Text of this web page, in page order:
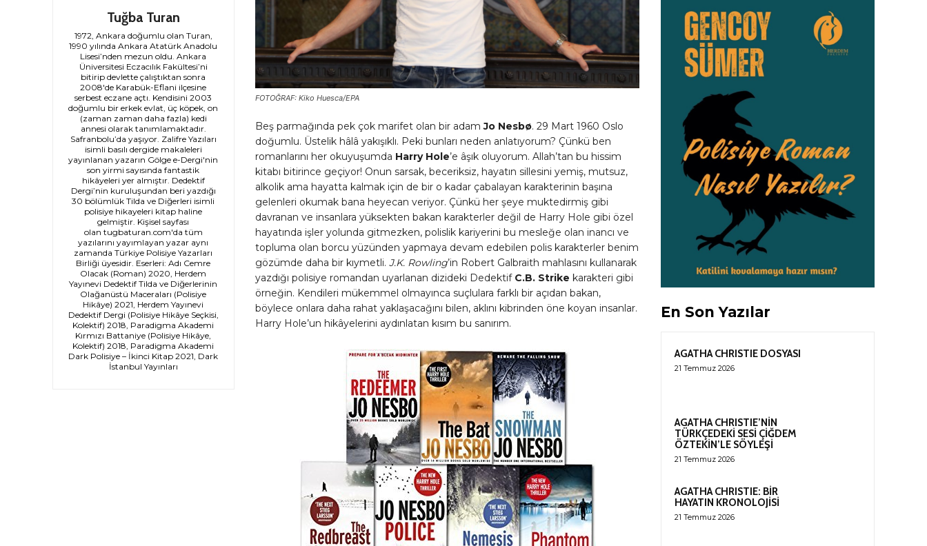
Tuğba Turan
1972, Ankara doğumlu olan Turan,
1990 yılında Ankara Atatürk Anadolu
Lisesi’nden mezun oldu. Ankara
Üniversitesi Eczacılık Fakültesi’ni
bitirip devlette çalıştıktan sonra
2008'de Karabük-Eflani ilçesine
serbest eczane açtı. Kendisini 2003
doğumlu bir erkek evlat, üç köpek, on
(zaman zaman daha fazla) kedi
annesi olarak tanımlamaktadır.
Safranbolu’da yaşıyor. Zalifre Yazıları
isimli basılı dergide makaleleri
yayınlanan yazarın Gölge e-Dergi'nin
son yirmi sayısında fantastik
hikâyeleri yer almıştır. Dedektif
Dergi’nin kuruluşundan beri yazdığı
30 bölümlük Tilda ve Diğerleri isimli
polisiye hikayeleri kitap haline
gelmiştir. Kişisel sayfası
olan tugbaturan.com'da tüm
yazılarını yayımlayan yazar aynı
zamanda Türkiye Polisiye Yazarları
Birliği üyesidir. Eserleri: Adı Cemre
Olacak (Roman) 2020, Herdem
Yayınevi Dedektif Tilda ve Diğerlerinin
Olağanüstü Maceraları (Polisiye
Hikâye) 2021, Herdem Yayınevi
Dedektif Dergi (Polisiye Hikâye Seçkisi,
Kolektif) 2018, Paradigma Akademi
Kırmızı Battaniye (Polisiye Hikâye,
Kolektif) 2018, Paradigma Akademi
Dark Polisiye – İkinci Kitap 2021, Dark
İstanbul Yayınları
FOTOĞRAF: Kiko Huesca/EPA
Beş parmağında pek çok marifet olan bir adamJo Nesbø. 29 Mart 1960 Oslo
doğumlu. Üstelik hâlâ yakışıklı. Peki bunları neden anlatıyorum? Çünkü ben
romanlarını her okuyuşumda Harry Hole’e âşık oluyorum. Allah’tan bu hissim
kitabı bitirince geçiyor! Onun sarsak, beceriksiz, hayatın sillesini yemiş, mutsuz,
alkolik ama hayatta kalmak için de bir o kadar çabalayan karakterinin başına
gelenleri okumak bana heyecan veriyor. Çünkü her şeye muktedirmiş gibi
davranan ve insanlara yüksekten bakan karakterler değil de Harry Hole gibi özel
hayatında işler yolunda gitmezken, polislik kariyerini bu mesleğe olan inancı ve
topluma olan borcu yüzünden yapmaya devam edebilen polis karakterler benim
gözümde daha bir kıymetli. J.K. Rowling’in Robert Galbraith mahlasını kullanarak
yazdığı polisiye romandan uyarlanan dizideki Dedektif C.B. Strike karakteri gibi
örneğin. Kendileri mükemmel olmayınca suçlulara farklı bir açıdan bakan,
böylece onlara daha rahat yaklaşacağını bilen, aklını kibrinden öne koyan insanlar.
Harry Hole’un hikâyelerini aydınlatan kısım bu sanırım.
En Son Yazılar
AGATHA CHRISTIE DOSYASI
21 Temmuz 2026
AGATHA CHRISTIE’NİN
TÜRKÇEDEKİ SESİ ÇİĞDEM
ÖZTEKİN’LE SÖYLEŞİ
21 Temmuz 2026
AGATHA CHRISTIE: BİR
HAYATIN KRONOLOJİSİ
21 Temmuz 2026